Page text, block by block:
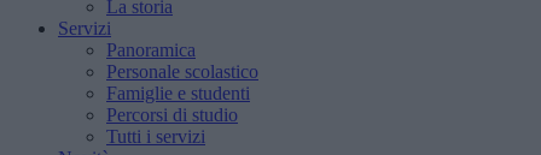
La storia
Servizi
Panoramica
Personale scolastico
Famiglie e studenti
Percorsi di studio
Tutti i servizi